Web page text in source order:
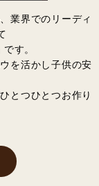
業界でのリーディ
す。
を活かし子供の安
とつひとつお作り